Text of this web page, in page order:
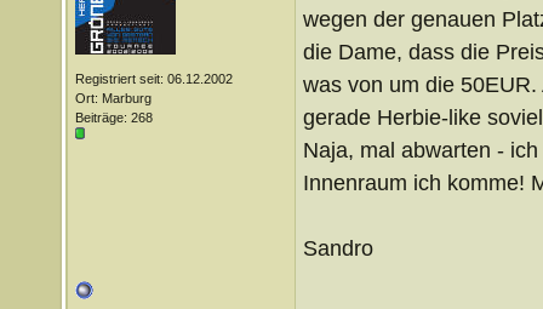
Registriert seit: 06.12.2002
Ort: Marburg
Beiträge: 268
wegen der genauen
die Dame, dass die
was von um die
gerade Herbie-like
Naja, mal abwarten -
Innenraum ich komme!
Sandro